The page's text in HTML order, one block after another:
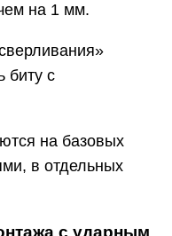
на 1 мм.
биту с
на базовых
в отдельных
с ударным